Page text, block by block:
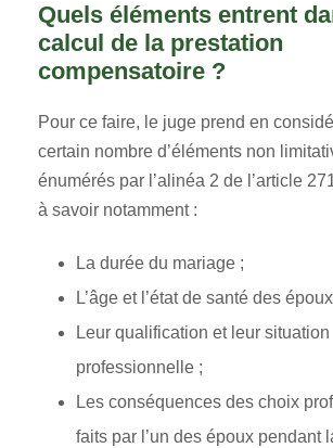
Quels éléments entrent
calcul de la prestation
compensatoire ?
Pour ce faire, le juge prend en
certain nombre d’éléments non
énumérés par l’alinéa 2 de l’article
à savoir notamment :
La durée du mariage ;
L’âge et l’état de santé des
Leur qualification et leur situation
professionnelle ;
Les conséquences des choix
faits par l’un des époux pendant